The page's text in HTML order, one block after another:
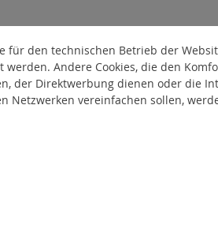
Allgemeine
für den technischen Betrieb der
Andere Cookies, die den
der Direktwerbung dienen oder die
Netzwerken vereinfachen sollen,